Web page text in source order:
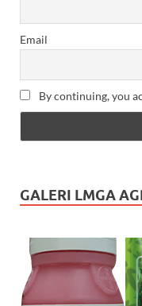
Email
By continuing, you
GALERI LMGA